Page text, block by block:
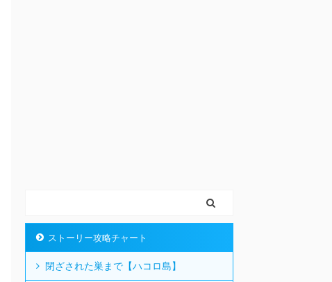
ストーリー攻略チャート
閉ざされた巣まで【ハコロ島】